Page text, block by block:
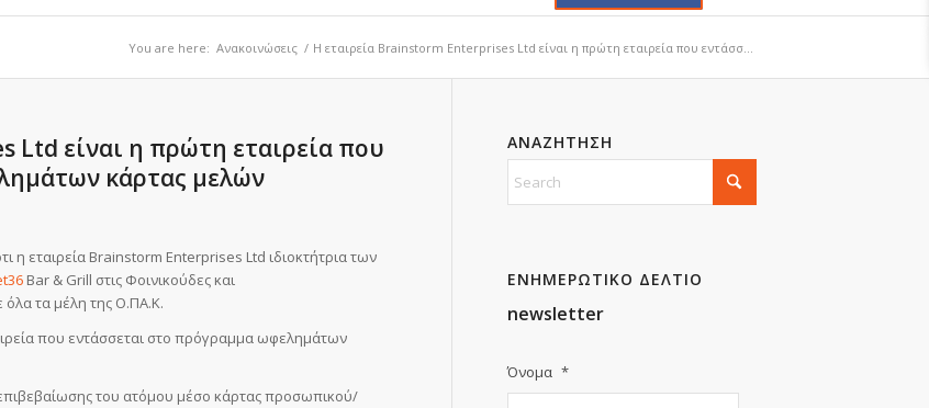
You are here: Ανακοινώσεις / Η εταιρεία Brainstorm Enterprises Ltd είναι η πρώτη εταιρεία που εντάσσ...
Ltd είναι η πρώτη εταιρεία που
κάρτας μελών
εταιρεία Brainstorm Enterprises Ltd ιδιοκτήτρια των
Bar & Grill στις Φοινικούδες και
όλα τα μέλη της Ο.ΠΑ.Κ.
που εντάσσεται στο πρόγραμμα ωφελημάτων
του ατόμου μέσο κάρτας προσωπικού/
ΑΝΑΖΗΤΗΣΗ
ΕΝΗΜΕΡΩΤΙΚΟ ΔΕΛΤΙΟ
newsletter
Όνομα *